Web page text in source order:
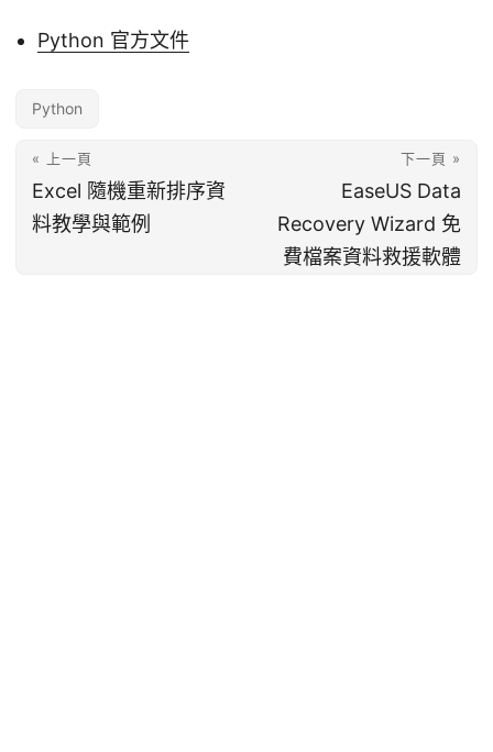
Python 官方文件
Python
« 上一頁
Excel 隨機重新排序資
料教學與範例
下一頁 »
EaseUS Data
Recovery Wizard 免
費檔案資料救援軟體